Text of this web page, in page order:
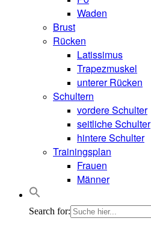
Waden
Brust
Rücken
Latissimus
Trapezmuskel
unterer Rücken
Schultern
vordere Schulter
seitliche Schulter
hintere Schulter
Trainingsplan
Frauen
Männer
Search for: